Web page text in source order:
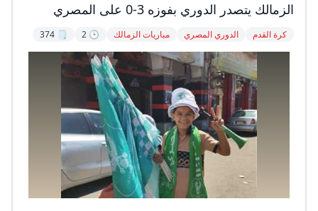
الزمالك يتصدر الدوري بفوزه 3-0 على المصري
كرة القدم الدوري المصري مباريات الزمالك 🕒 2
🗒️ 374